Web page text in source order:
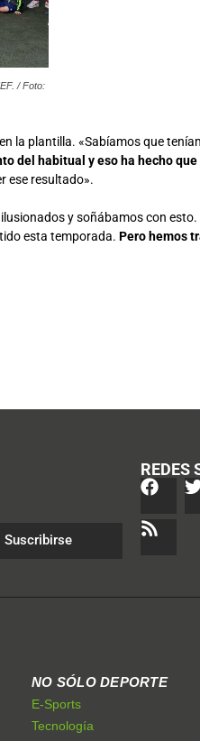
/ Foto:
la plantilla. «Sabíamos que
del habitual y eso ha hecho
ese resultado».
y soñábamos con esto.
esta temporada. Pero hemos
Suscribirse
REDES
NO SÓLO DEPORTE
E-Sports
Tecnología